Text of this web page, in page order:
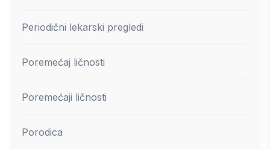
Periodični lekarski pregledi
Poremećaj ličnosti
Poremećaji ličnosti
Porodica